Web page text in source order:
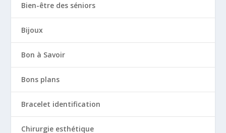
Bien-être des séniors
Bijoux
Bon à Savoir
Bons plans
Bracelet identification
Chirurgie esthétique